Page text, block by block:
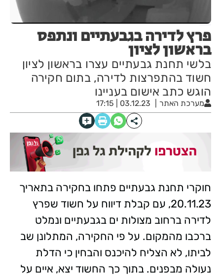
פרץ לדירה בגבעתיים ונתפס
בראשון לציון
בלשי תחנת גבעתיים עצרו בראשון לציון
חשוד בהתפרצות לדירה, בתום חקירה
הוגש כתב אישום בעניינו
מערכת האתר 03.12.23 | 17:15
חוקרי תחנת גבעתיים פתחו בחקירה בתאריך
20.11.23, עם קבלת דיווח על חשוד שפרץ
לדירה ברחוב מצולות ים בגבעתיים ונמלט
ברכבו מהמקום. על פי החקירה, המתלונן שב
לביתו, לא הצליח להיכנס והבחין כי הדלת
נעולה מבפנים. בתוך כך החשוד יצא, איים על